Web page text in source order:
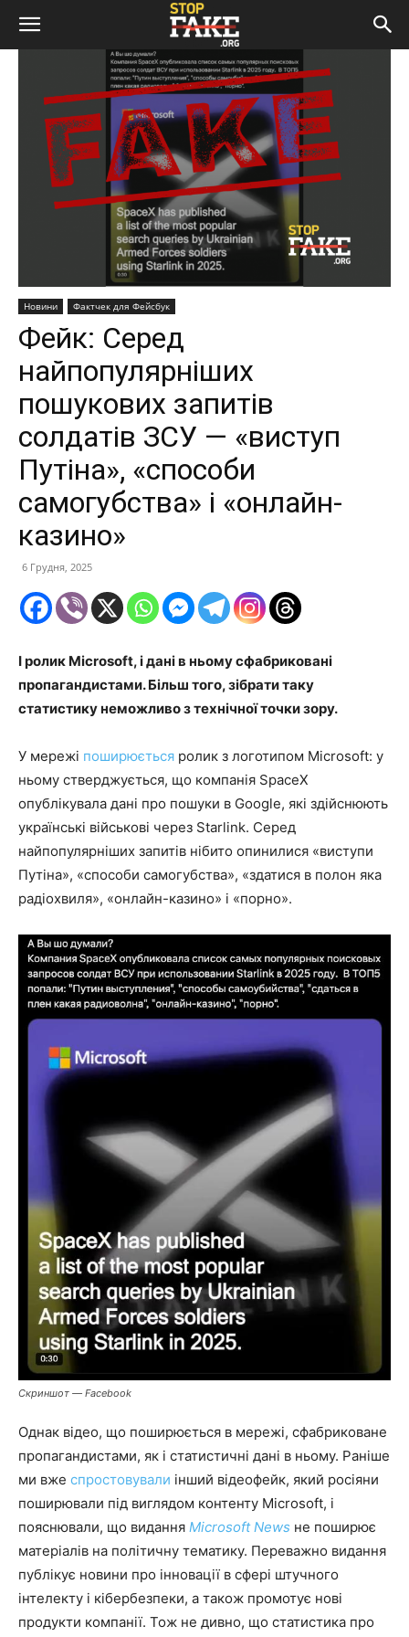
Новини Фактчек для Фейсбук
Фейк: Серед
найпопулярніших
пошукових запитів
солдатів ЗСУ — «виступ
Путіна», «способи
самогубства» і «онлайн-
казино»
6 Грудня, 2025
І ролик Microsoft, і дані в ньому сфабриковані
пропагандистами. Більш того, зібрати таку
статистику неможливо з технічної точки зору.
У мережі поширюється ролик з логотипом Microsoft: у
ньому стверджується, що компанія SpaceX
опублікувала дані про пошуки в Google, які здійснюють
українські військові через Starlink. Серед
найпопулярніших запитів нібито опинилися «виступи
Путіна», «способи самогубства», «здатися в полон яка
радіохвиля», «онлайн-казино» і «порно».
Скриншот — Facebook
Однак відео, що поширюється в мережі, сфабриковане
пропагандистами, як і статистичні дані в ньому. Раніше
ми вже спростовували інший відеофейк, який росіяни
поширювали під виглядом контенту Microsoft, і
пояснювали, що видання Microsoft News не поширює
матеріалів на політичну тематику. Переважно видання
публікує новини про інновації в сфері штучного
інтелекту і кібербезпеки, а також промотує нові
продукти компанії. Тож не дивно, що статистика про